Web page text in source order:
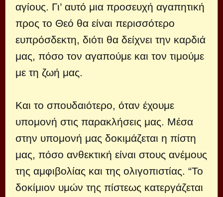
αγίους. Γι’ αυτό μια προσευχή αγαπητική
προς το Θεό θα είναι περισσότερο
ευπρόσδεκτη, διότι θα δείχνει την καρδιά
μας, πόσο τον αγαπούμε και τον τιμούμε
με τη ζωή μας.
Και το σπουδαιότερο, όταν έχουμε
υπομονή στις παρακλήσεις μας. Μέσα
στην υπομονή μας δοκιμάζεται η πίστη
μας, πόσο ανθεκτική είναι στους ανέμους
της αμφιβολίας και της ολιγοπιστίας. “Το
δοκίμιον υμών της πίστεως κατεργάζεται